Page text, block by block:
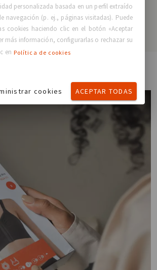
NOA™ B1
personalizada basada en un perfil extraído
navegación (p. ej., páginas visitadas). Puede
cookies haciendo clic en el botón «Aceptar
más información, configurarlas o rechazar su
en Política de cookies
cookies ACEPTAR TODAS